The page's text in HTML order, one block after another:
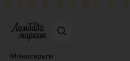
Моносерьги